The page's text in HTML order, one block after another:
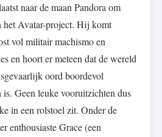
naar de maan Pandora om
het Avatar-project. Hij komt
vol militair machismo en
en hoort er meteen dat de wereld
oord boordevol
Geen leuke vooruitzichten dus
in een rolstoel zit. Onder de
enthousiaste Grace (een